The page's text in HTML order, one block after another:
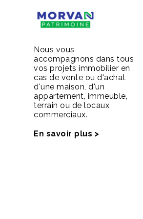
Nous vous
accompagnons dans tous
vos projets immobilier en
cas de vente ou d'achat
d'une maison, d'un
appartement, immeuble,
terrain ou de locaux
commerciaux.
En savoir plus >